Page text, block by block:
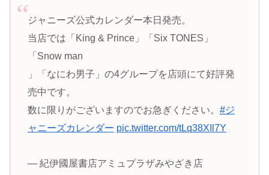
ジャニーズ公式カレンダー本日発売。
当店では「King & Prince」「Six TONES」
「Snow man
」「なにわ男子」の4グループを店頭にて好評発
売中です。
数に限りがございますのでお急ぎください。 #ジ
ャニーズカレンダー pic.twitter.com/tLq38XIl7Y
— 紀伊國屋書店アミュプラザみやざき店